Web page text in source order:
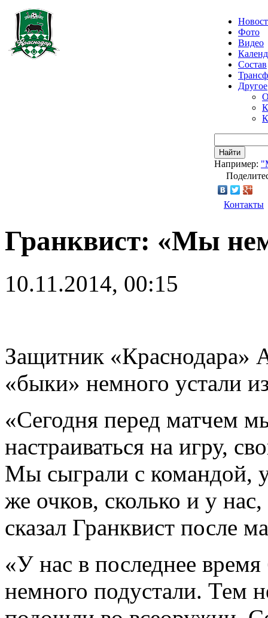
Фото
Видео
Состав
Другое
Найти
Например:
Контакты
Гранквист: «Мы
10.11.2014, 00:15
Защитник «Краснодара»
«быки» немного устали
«Сегодня перед матчем
настраиваться на игру,
Мы сыграли с командой,
же очков, сколько и у
сказал Гранквист после
«У нас в последнее
немного подустали. Тем